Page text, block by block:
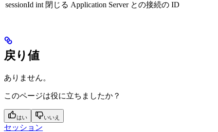
sessionId int 閉じる Application Server との接続の ID
戻り値
ありません。
このページは役に立ちましたか？
はい いいえ
セッション